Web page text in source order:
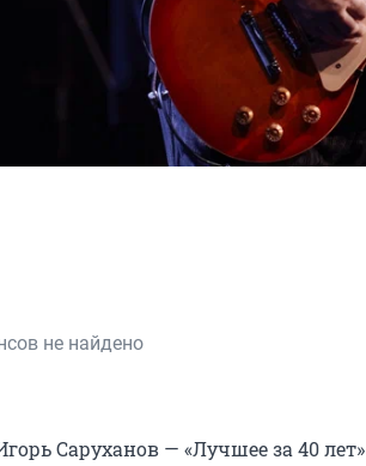
не найдено
Саруханов — «Лучшее за 40 лет»